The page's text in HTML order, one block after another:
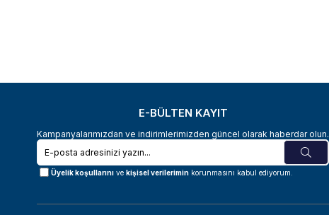
E-BÜLTEN KAYIT
Kampanyalarımızdan ve indirimlerimizden güncel olarak haberdar olun.
Üyelik koşullarını ve kişisel verilerimin korunmasını kabul ediyorum.